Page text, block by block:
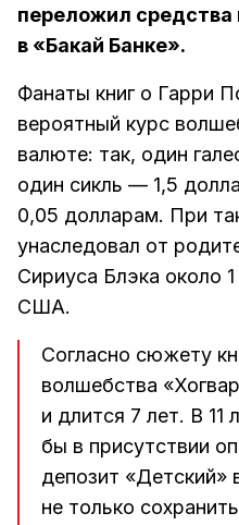
переложил средства
в «Бакай Банке».
Фанаты книг о Гарри
вероятный курс
валюте: так, один
один сикль — 1,5
0,05 долларам. При
унаследовал от
Сириуса Блэка около
США.
Согласно сюжету
волшебства
и длится 7 лет. В 11
бы в присутствии
депозит «Детский»
не только